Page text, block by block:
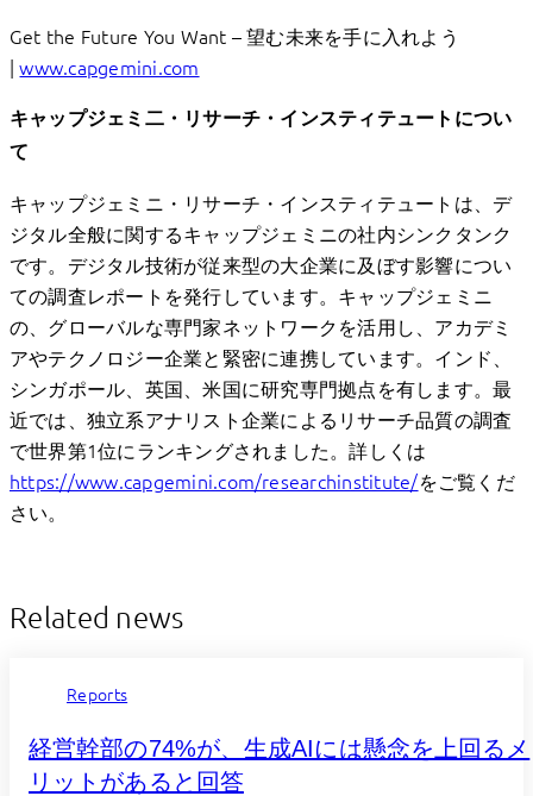
Get the Future You Want – 望む未来を手に入れよう
|www.capgemini.com
キャップジェミ二・リサーチ・ インスティテュート につい
て
キャップジェミニ・リサーチ・インスティテュートは、デ
ジタル全般に関するキャップジェミニの社内シンクタンク
です。デジタル技術が従来型の大企業に及ぼす影響につい
ての調査レポートを発行しています。キャップジェミニ
の、グローバルな専門家ネットワークを活用し、アカデミ
アやテクノロジー企業と緊密に連携しています。インド、
シンガポール、英国、米国に研究専門拠点を有します。最
近では、独立系アナリスト企業によるリサーチ品質の調査
で世界第1位にランキングされました。詳しくは
https://www.capgemini.com/researchinstitute/をご覧くだ
さい。
Related news
Reports
経営幹部の74%が、生成AIには懸念を上回るメ
リットがあると回答